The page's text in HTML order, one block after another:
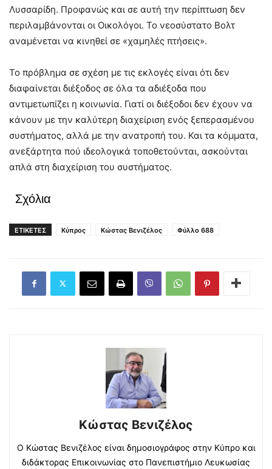
Λυσσαρίδη. Προφανώς και σε αυτή την περίπτωση δεν
περιλαμβάνονται οι Οικολόγοι. Το νεοσύστατο Βολτ
αναμένεται να κινηθεί σε «χαμηλές πτήσεις».
Το πρόβλημα σε σχέση με τις εκλογές είναι ότι δεν
διαφαίνεται διέξοδος σε όλα τα αδιέξοδα που
αντιμετωπίζει η κοινωνία. Γιατί οι διέξοδοι δεν έχουν να
κάνουν με την καλύτερη διαχείριση ενός ξεπερασμένου
συστήματος, αλλά με την ανατροπή του. Και τα κόμματα,
ανεξάρτητα πού ιδεολογικά τοποθετούνται, ασκούνται
απλά στη διαχείριση του συστήματος.
Σχόλια
ΕΤΙΚΕΤΕΣ Κύπρος Κώστας Βενιζέλος Φύλλο 688
Κώστας Βενιζέλος
Ο Κώστας Βενιζέλος είναι δημοσιογράφος στην Κύπρο και
διδάκτορας Επικοινωνίας στο Πανεπιστήμιο Λευκωσίας